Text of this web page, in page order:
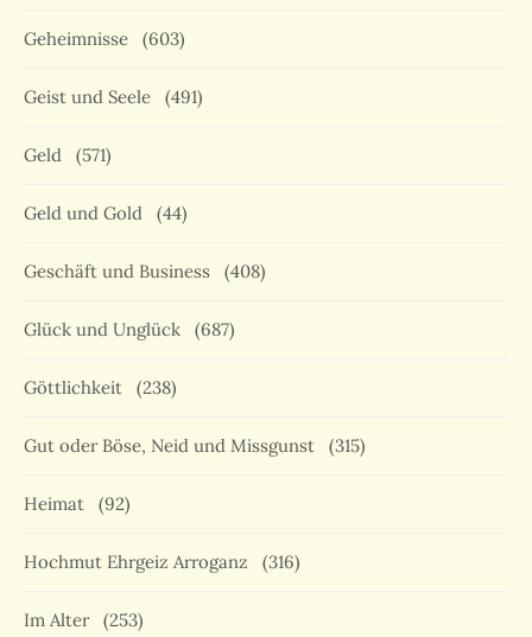
Geheimnisse (603)
Geist und Seele (491)
Geld (571)
Geld und Gold (44)
Geschäft und Business (408)
Glück und Unglück (687)
Göttlichkeit (238)
Gut oder Böse, Neid und Missgunst (315)
Heimat (92)
Hochmut Ehrgeiz Arroganz (316)
Im Alter (253)